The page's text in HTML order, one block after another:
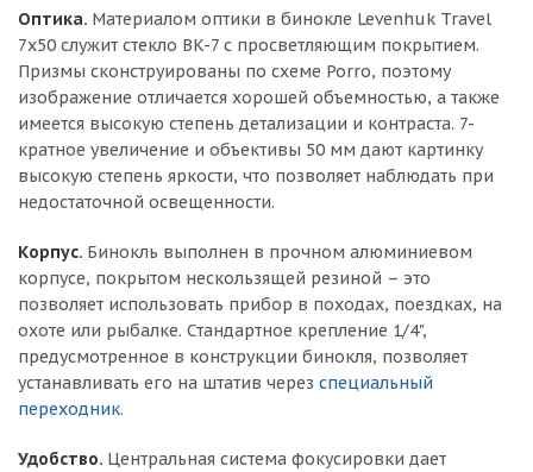
Оптика. Материалом оптики в бинокле Levenhuk Travel
7x50 служит стекло BK-7 с просветляющим покрытием.
Призмы сконструированы по схеме Porro, поэтому
изображение отличается хорошей объемностью, а также
имеется высокую степень детализации и контраста. 7-
кратное увеличение и объективы 50 мм дают картинку
высокую степень яркости, что позволяет наблюдать при
недостаточной освещенности.
Корпус. Бинокль выполнен в прочном алюминиевом
корпусе, покрытом нескользящей резиной – это
позволяет использовать прибор в походах, поездках, на
охоте или рыбалке. Стандартное крепление 1/4",
предусмотренное в конструкции бинокля, позволяет
устанавливать его на штатив через специальный
переходник.
Удобство. Центральная система фокусировки дает